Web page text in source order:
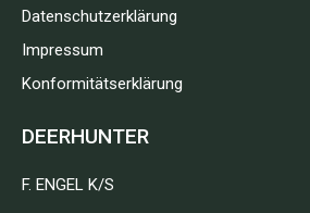
Datenschutzerklärung
Impressum
Konformitätserklärung
DEERHUNTER
F. ENGEL K/S